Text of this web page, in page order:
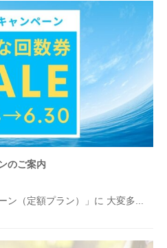
のご案内
ン（定額プラン）」に 大変多...